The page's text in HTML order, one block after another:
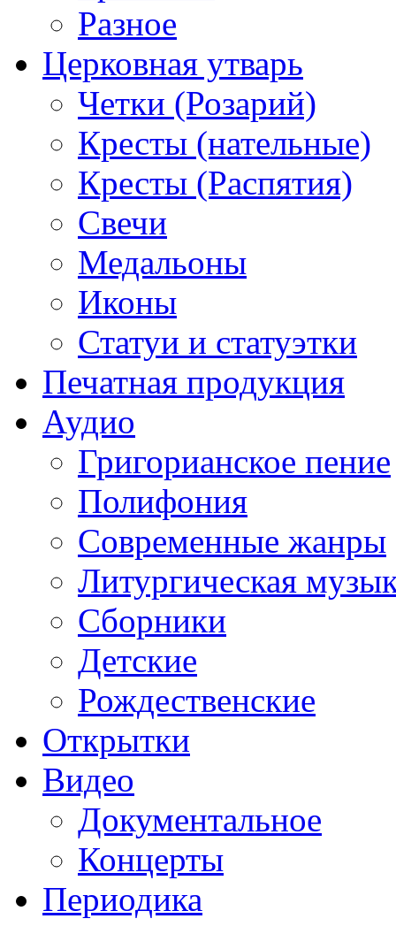
Разное
Церковная утварь
Четки (Розарий)
Кресты (нательные)
Кресты (Распятия)
Свечи
Медальоны
Иконы
Статуи и статуэтки
Печатная продукция
Аудио
Григорианское пение
Полифония
Современные жанры
Литургическая
Сборники
Детские
Рождественские
Открытки
Видео
Документальное
Концерты
Периодика